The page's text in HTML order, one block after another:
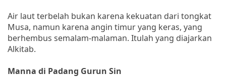
Air laut terbelah bukan karena kekuatan dari tongkat
Musa, namun karena angin timur yang keras, yang
berhembus semalam-malaman. Itulah yang diajarkan
Alkitab.
Manna di Padang Gurun Sin